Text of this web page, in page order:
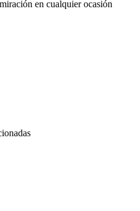
en cualquier ocasión